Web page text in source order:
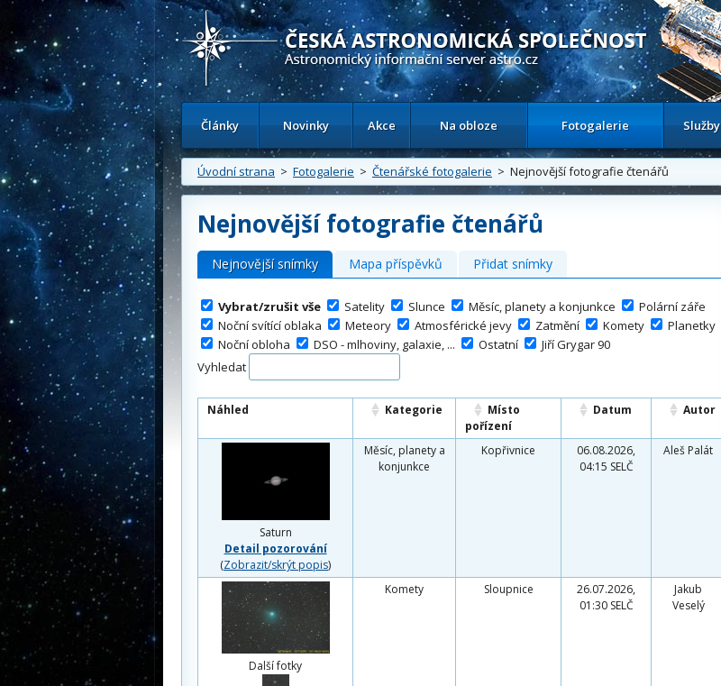
Česká astronomická společnost - Informační astronomický server
Články Novinky Akce Na obloze Fotogalerie Služby
Úvodní strana > Fotogalerie > Čtenářské fotogalerie > Nejnovější fotografie čtenářů
Nejnovější fotografie čtenářů
Nejnovější snímky Mapa příspěvků Přidat snímky
Vybrat/zrušit vše Satelity Slunce Měsíc, planety a konjunkce
Polární záře
Noční svítící oblaka
Meteory Atmosférické jevy Zatmění Komety
Planetky
Noční obloha
DSO - mlhoviny, galaxie, ... Ostatní
Jiří Grygar 90
Vyhledat
Náhled Kategorie
Místo
pořízení
Datum Autor
Saturn
Detail pozorování
(Zobrazit/skrýt popis)
Měsíc, planety a
konjunkce
Kopřivnice
06.08.2026,
04:15 SELČ
Aleš Palát
Další fotky
Komety Sloupnice
26.07.2026,
01:30 SELČ
Jakub
Veselý